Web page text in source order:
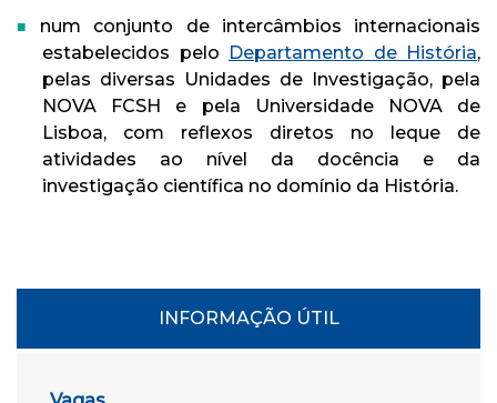
num conjunto de intercâmbios internacionais
estabelecidos pelo Departamento de História,
pelas diversas Unidades de Investigação, pela
NOVA FCSH e pela Universidade NOVA de
Lisboa, com reflexos diretos no leque de
atividades ao nível da docência e da
investigação científica no domínio da História.
INFORMAÇÃO ÚTIL